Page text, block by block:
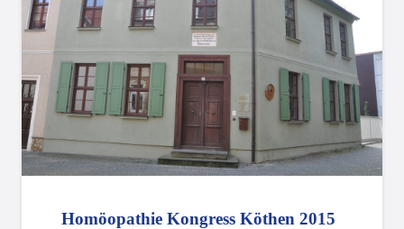
Homöopathie Kongress Köthen 2015